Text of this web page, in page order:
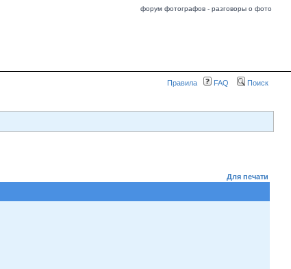
форум фотографов - разговоры о фото
Правила FAQ Поиск
Для печати